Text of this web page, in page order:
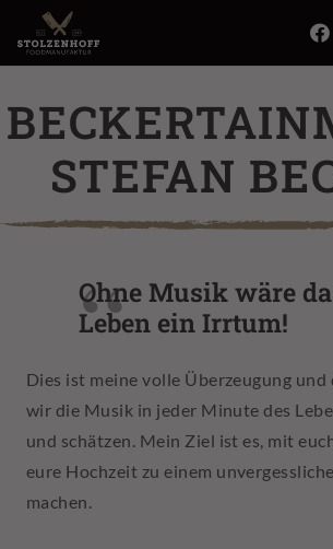
STEFAN
Ohne Musik wäre
Leben ein Irrtum!
Dies ist meine volle Überzeugung und
wir die Musik in jeder Minute des
und schätzen. Mein Ziel ist es, mit
eure Hochzeit zu einem
machen.